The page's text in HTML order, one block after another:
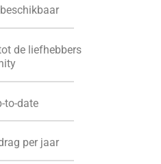
de liefhebbers
to-date
per jaar